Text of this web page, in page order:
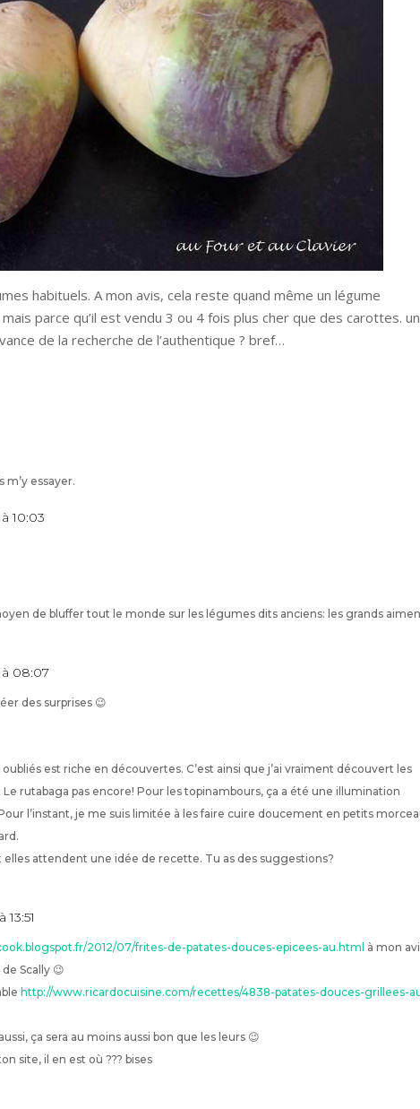
habituels. A mon avis, cela reste quand même un légume
parce qu’il est vendu 3 ou 4 fois plus cher que des carottes. un
de la recherche de l’authentique ? bref…
m’y essayer.
10:03
de bluffer tout le monde sur les légumes dits anciens: les grands
à 08:07
des surprises 😉
est riche en découvertes. C’est ainsi que j’ai vraiment découvert les
rutabaga pas encore! Pour les topinambours, ça a été une illumination
l’instant, je me suis limitée à les faire cuire doucement en petits
attendent une idée de recette. Tu as des suggestions?
13:51
2012/07/frites-de-patates-douces-epicees-au.html à mon
Scally 😉
http://www.ricardocuisine.com/recettes/4838-patates-douces-grillees-
ça sera au moins aussi bon que les leurs 😉
site, il en est où ??? bises